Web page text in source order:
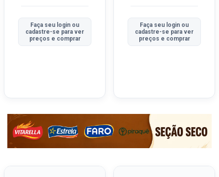
Faça seu login ou
cadastre-se para ver
preços e comprar
Faça seu login ou
cadastre-se para ver
preços e comprar